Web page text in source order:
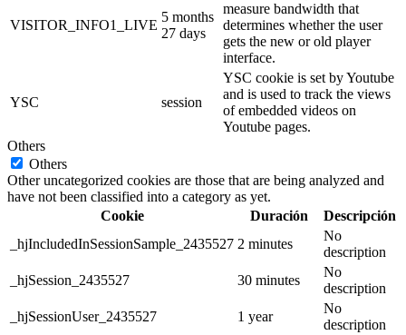
VISITOR_INFO1_LIVE
5 months
27 days
measure bandwidth that
determines whether the user
gets the new or old player
interface.
YSC session
YSC cookie is set by Youtube
and is used to track the views
of embedded videos on
Youtube pages.
Others
Others
Other uncategorized cookies are those that are being analyzed and
have not been classified into a category as yet.
Cookie
Duración
Descripción
_hjIncludedInSessionSample_2435527 2 minutes
No
description
_hjSession_2435527
30 minutes
No
description
_hjSessionUser_2435527
1 year
No
description